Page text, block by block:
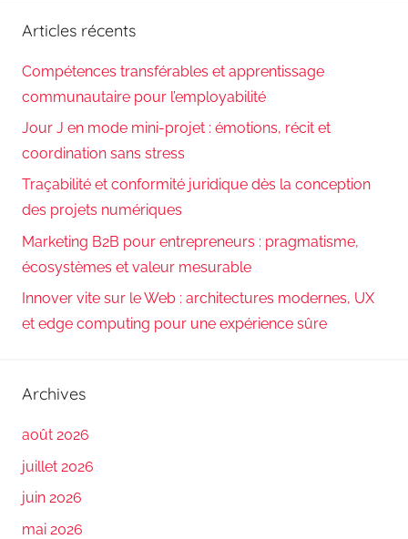
Articles récents
Compétences transférables et apprentissage
communautaire pour l’employabilité
Jour J en mode mini-projet : émotions, récit et
coordination sans stress
Traçabilité et conformité juridique dès la conception
des projets numériques
Marketing B2B pour entrepreneurs : pragmatisme,
écosystèmes et valeur mesurable
Innover vite sur le Web : architectures modernes, UX
et edge computing pour une expérience sûre
Archives
août 2026
juillet 2026
juin 2026
mai 2026